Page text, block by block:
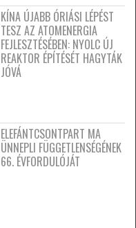
KÍNA ÚJABB ÓRIÁSI LÉPÉST
TESZ AZ ATOMENERGIA
FEJLESZTÉSÉBEN: NYOLC ÚJ
REAKTOR ÉPÍTÉSÉT HAGYTÁK
JÓVÁ
ELEFÁNTCSONTPART MA
ÜNNEPLI FÜGGETLENSÉGÉNEK
66. ÉVFORDULÓJÁT